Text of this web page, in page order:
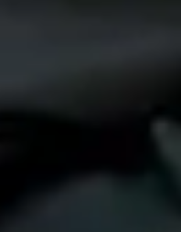
– die Prozesse sind am
eine professionell
statt Flickwerk